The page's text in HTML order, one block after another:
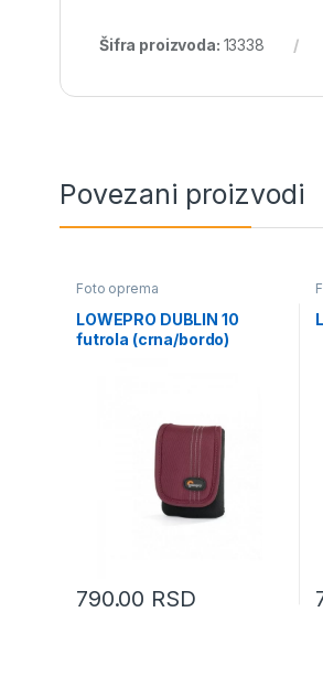
Šifra proizvoda: 13338
Povezani proizvodi
Foto oprema
LOWEPRO DUBLIN 10
futrola (crna/bordo)
790.00 RSD